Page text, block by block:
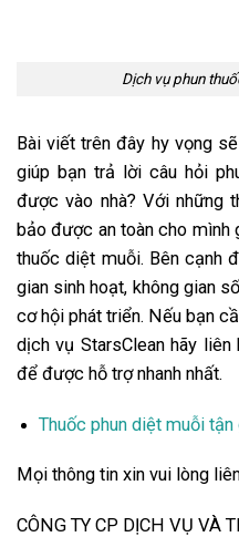
Dịch vụ phun
Bài viết trên đây hy vọng
giúp bạn trả lời câu hỏi
được vào nhà? Với những
bảo được an toàn cho mình
thuốc diệt muỗi. Bên cạnh
gian sinh hoạt, không gian
cơ hội phát triển. Nếu bạn
dịch vụ StarsClean hãy
để được hỗ trợ nhanh nhất.
Thuốc phun diệt muỗi
Mọi thông tin xin vui lòng
CÔNG TY CP DỊCH VỤ VÀ